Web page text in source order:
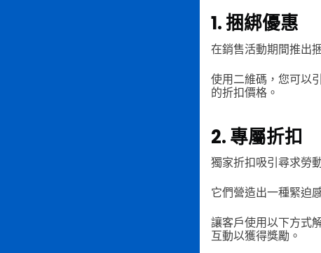
1. 捆綁優惠
在銷售活動期間推出
使用二維碼，您可以
的折扣價格。
2. 專屬折扣
獨家折扣吸引尋求勞
它們營造出一種緊迫
讓客戶使用以下方式
互動以獲得獎勵。